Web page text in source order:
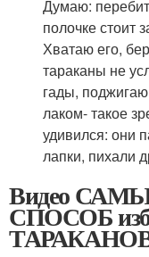
Думаю:
полочке стоит
Хватаю его,
тараканы не
гады,
лаком- такое
удивился: они
лапки, пихали
Видео
СПОСОБ